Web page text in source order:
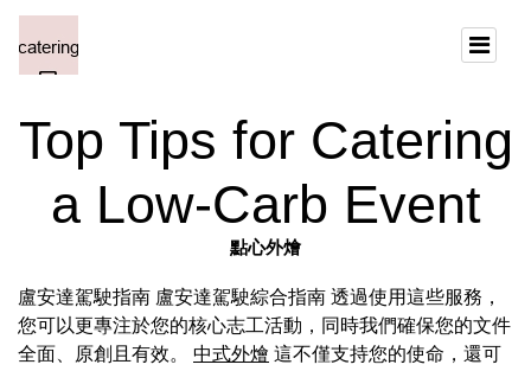
Top Tips for Catering
a Low-Carb Event
點心外燴
盧安達駕駛指南 盧安達駕駛綜合指南 透過使用這些服務，
您可以更專注於您的核心志工活動，同時我們確保您的文件
全面、原創且有效。 中式外燴 這不僅支持您的使命，還可